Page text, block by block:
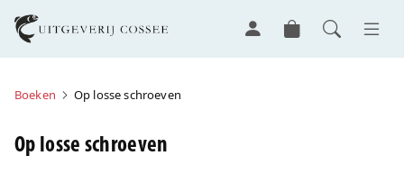
Boeken Op losse schroeven
Op losse schroeven